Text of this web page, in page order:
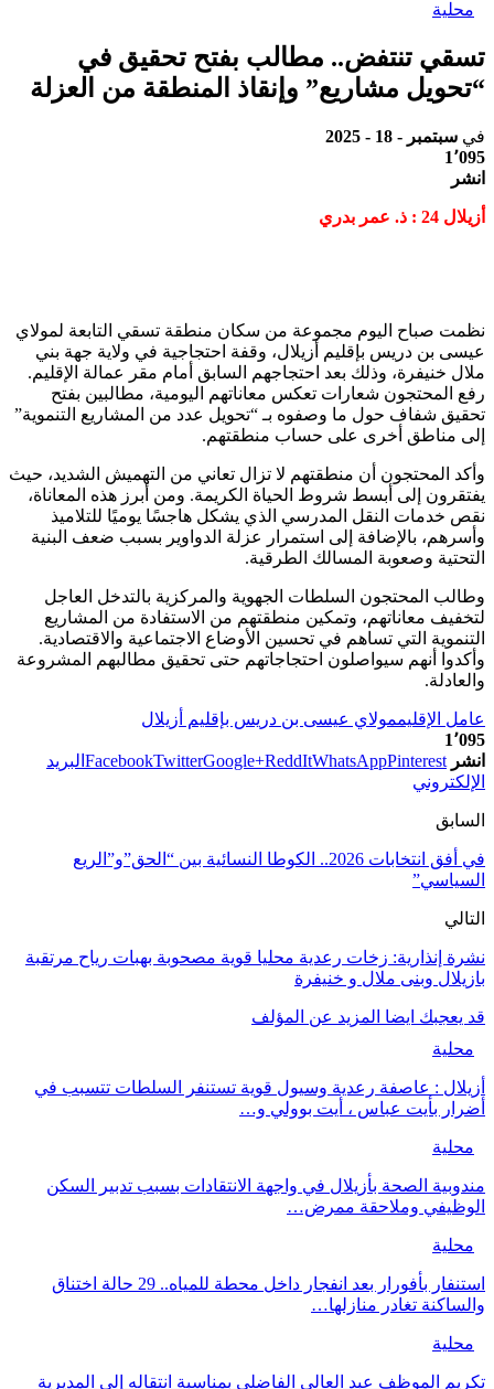
محلية
تسقي تنتفض.. مطالب بفتح تحقيق في
“تحويل مشاريع” وإنقاذ المنطقة من العزلة
في سبتمبر - 18 - 2025
1٬095
انشر
أزيلال 24 : ذ. عمر بدري
نظمت صباح اليوم مجموعة من سكان منطقة تسقي التابعة لمولاي
عيسى بن دريس بإقليم أزيلال، وقفة احتجاجية في ولاية جهة بني
ملال خنيفرة، وذلك بعد احتجاجهم السابق أمام مقر عمالة الإقليم.
رفع المحتجون شعارات تعكس معاناتهم اليومية، مطالبين بفتح
تحقيق شفاف حول ما وصفوه بـ “تحويل عدد من المشاريع التنموية”
إلى مناطق أخرى على حساب منطقتهم.
وأكد المحتجون أن منطقتهم لا تزال تعاني من التهميش الشديد، حيث
يفتقرون إلى أبسط شروط الحياة الكريمة. ومن أبرز هذه المعاناة،
نقص خدمات النقل المدرسي الذي يشكل هاجسًا يوميًا للتلاميذ
وأسرهم، بالإضافة إلى استمرار عزلة الدواوير بسبب ضعف البنية
التحتية وصعوبة المسالك الطرقية.
وطالب المحتجون السلطات الجهوية والمركزية بالتدخل العاجل
لتخفيف معاناتهم، وتمكين منطقتهم من الاستفادة من المشاريع
التنموية التي تساهم في تحسين الأوضاع الاجتماعية والاقتصادية.
وأكدوا أنهم سيواصلون احتجاجاتهم حتى تحقيق مطالبهم المشروعة
والعادلة.
عامل الإقليممولاي عيسى بن دريس بإقليم أزيلال
1٬095
انشر
FacebookTwitterGoogle+ReddItWhatsAppPinterest
البريد
الإلكتروني
السابق
في أفق انتخابات 2026.. الكوطا النسائية بين “الحق”و”الريع
السياسي”
التالي
نشرة إنذارية: زخات رعدية محليا قوية مصحوبة بهبات رياح مرتقبة
بازيلال وبنى ملال و خنيفرة
قد يعجبك ايضا المزيد عن المؤلف
محلية
أزيلال : عاصفة رعدية وسيول قوية تستنفر السلطات تتسبب في
أضرار بأيت عباس ، أيت بوولي و…
محلية
مندوبية الصحة بأزيلال في واجهة الانتقادات بسبب تدبير السكن
الوظيفي وملاحقة ممرض…
محلية
استنفار بأفورار بعد انفجار داخل محطة للمياه.. 29 حالة اختناق
والساكنة تغادر منازلها…
محلية
تكريم الموظف عبد العالي الفاضلي بمناسبة انتقاله إلى المديرية